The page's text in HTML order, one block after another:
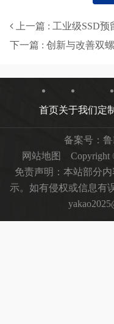
上一篇 : 工业级SSD预留空
首页关于我们定
备案号： 鲁
网站地图
Copyright
免责声明：本站部分
示。如有侵权或信息有